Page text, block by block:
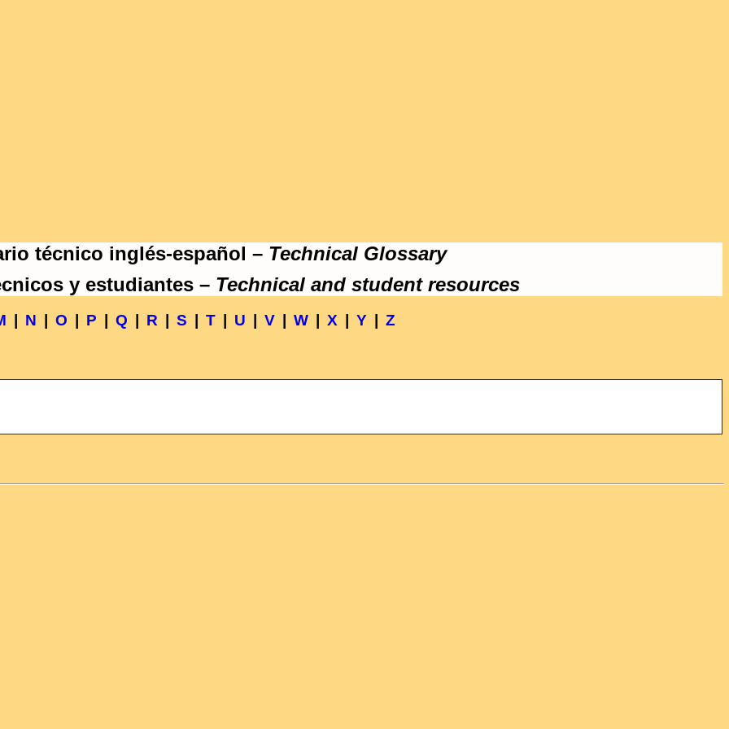
técnico inglés-español – Technical Glossary
y estudiantes – Technical and student resources
N O P Q R S T U V W X Y
Z